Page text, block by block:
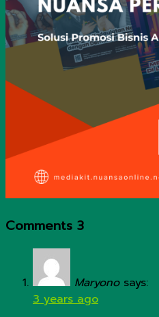
Comments 3
Maryono says:
3 years ago